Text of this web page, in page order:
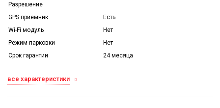
Разрешение
GPS приемник
Есть
Wi-Fi модуль
Нет
Режим парковки
Нет
Срок гарантии
24 месяца
все характеристики